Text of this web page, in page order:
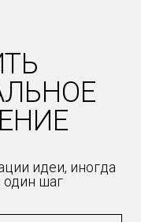
идеи, иногда
один шаг